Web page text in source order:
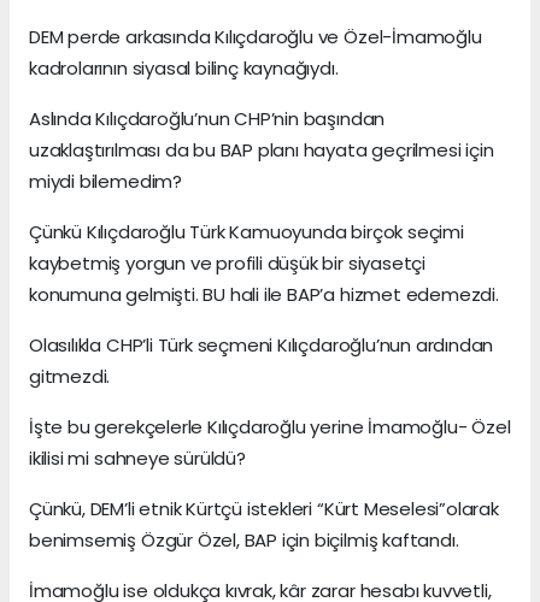
DEM perde arkasında Kılıçdaroğlu ve Özel-İmamoğlu
kadrolarının siyasal bilinç kaynağıydı.
Aslında Kılıçdaroğlu’nun CHP’nin başından
uzaklaştırılması da bu BAP planı hayata geçrilmesi için
miydi bilemedim?
Çünkü Kılıçdaroğlu Türk Kamuoyunda birçok seçimi
kaybetmiş yorgun ve profili düşük bir siyasetçi
konumuna gelmişti. BU hali ile BAP’a hizmet edemezdi.
Olasılıkla CHP’li Türk seçmeni Kılıçdaroğlu’nun ardından
gitmezdi.
İşte bu gerekçelerle Kılıçdaroğlu yerine İmamoğlu- Özel
ikilisi mi sahneye sürüldü?
Çünkü, DEM’li etnik Kürtçü istekleri “Kürt Meselesi”olarak
benimsemiş Özgür Özel, BAP için biçilmiş kaftandı.
İmamoğlu ise oldukça kıvrak, kâr zarar hesabı kuvvetli,